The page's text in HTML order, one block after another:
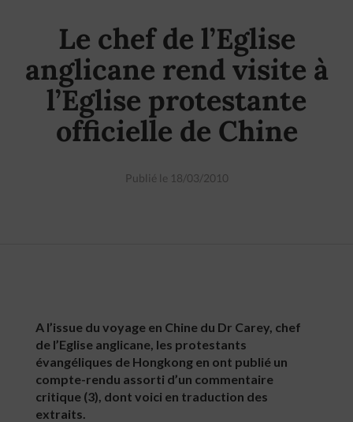
Le chef de l’Eglise
anglicane rend visite à
l’Eglise protestante
officielle de Chine
Publié le 18/03/2010
A l’issue du voyage en Chine du Dr Carey, chef
de l’Eglise anglicane, les protestants
évangéliques de Hongkong en ont publié un
compte-rendu assorti d’un commentaire
critique (3), dont voici en traduction des
extraits.